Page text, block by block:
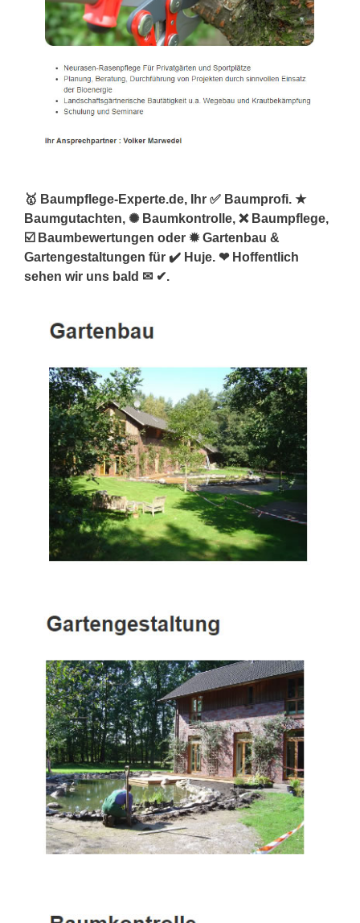
🥇 Baumpflege-Experte.de, Ihr ✅ Baumprofi. ★
Baumgutachten, ✺ Baumkontrolle, ❌ Baumpflege,
☑️ Baumbewertungen oder ✹ Gartenbau &
Gartengestaltungen für ✔️ Huje. ❤ Hoffentlich
sehen wir uns bald ✉ ✔.